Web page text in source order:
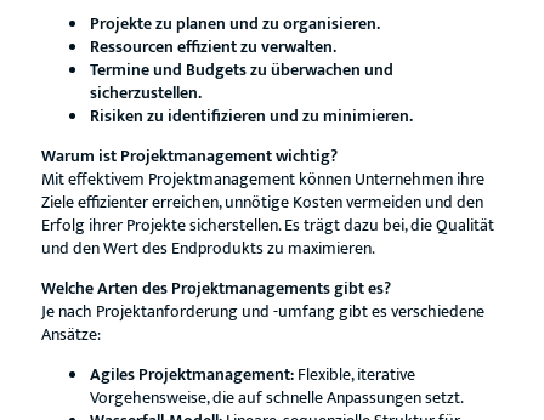
Projekte zu planen und zu organisieren.
Ressourcen effizient zu verwalten.
Termine und Budgets zu überwachen und
sicherzustellen.
Risiken zu identifizieren und zu minimieren.
Warum ist Projektmanagement wichtig?
Mit effektivem Projektmanagement können Unternehmen ihre
Ziele effizienter erreichen, unnötige Kosten vermeiden und den
Erfolg ihrer Projekte sicherstellen. Es trägt dazu bei, die Qualität
und den Wert des Endprodukts zu maximieren.
Welche Arten des Projektmanagements gibt es?
Je nach Projektanforderung und -umfang gibt es verschiedene
Ansätze:
Agiles Projektmanagement:Flexible, iterative
Vorgehensweise, die auf schnelle Anpassungen setzt.